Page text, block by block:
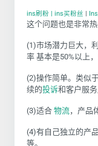
ins刷粉 | ins买粉丝 |
这个问题也是非常
(1)市场潜力巨大，
率 基本是50%以上
(2)操作简单。类似
续的投诉和客户服务
(3)适合 物流，产品
(4)有自己独立的产
等。